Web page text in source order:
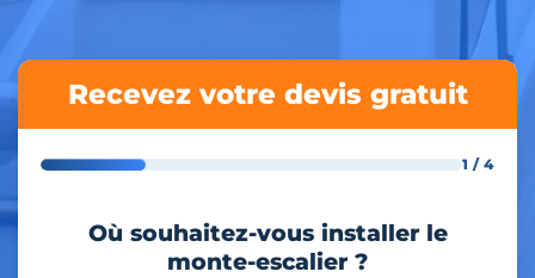
Recevez votre devis gratuit
1 / 4
Où souhaitez-vous installer le
monte-escalier ?